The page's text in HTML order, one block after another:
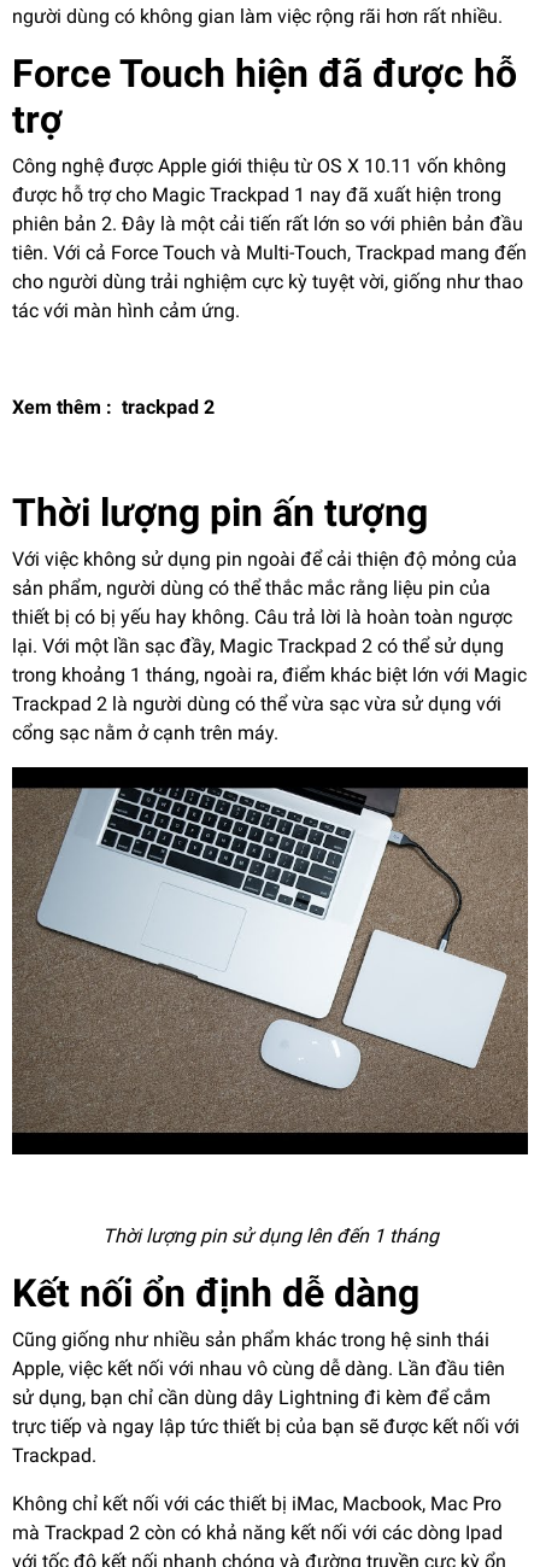
người dùng có không gian làm việc rộng rãi hơn rất nhiều.
Force Touch hiện đã được hỗ
trợ
Công nghệ được Apple giới thiệu từ OS X 10.11 vốn không
được hỗ trợ cho Magic Trackpad 1 nay đã xuất hiện trong
phiên bản 2. Đây là một cải tiến rất lớn so với phiên bản đầu
tiên. Với cả Force Touch và Multi-Touch, Trackpad mang đến
cho người dùng trải nghiệm cực kỳ tuyệt vời, giống như thao
tác với màn hình cảm ứng.
Xem thêm : trackpad 2
Thời lượng pin ấn tượng
Với việc không sử dụng pin ngoài để cải thiện độ mỏng của
sản phẩm, người dùng có thể thắc mắc rằng liệu pin của
thiết bị có bị yếu hay không. Câu trả lời là hoàn toàn ngược
lại. Với một lần sạc đầy, Magic Trackpad 2 có thể sử dụng
trong khoảng 1 tháng, ngoài ra, điểm khác biệt lớn với Magic
Trackpad 2 là người dùng có thể vừa sạc vừa sử dụng với
cổng sạc nằm ở cạnh trên máy.
Thời lượng pin sử dụng lên đến 1 tháng
Kết nối ổn định dễ dàng
Cũng giống như nhiều sản phẩm khác trong hệ sinh thái
Apple, việc kết nối với nhau vô cùng dễ dàng. Lần đầu tiên
sử dụng, bạn chỉ cần dùng dây Lightning đi kèm để cắm
trực tiếp và ngay lập tức thiết bị của bạn sẽ được kết nối với
Trackpad.
Không chỉ kết nối với các thiết bị iMac, Macbook, Mac Pro
mà Trackpad 2 còn có khả năng kết nối với các dòng Ipad
với tốc độ kết nối nhanh chóng và đường truyền cực kỳ ổn